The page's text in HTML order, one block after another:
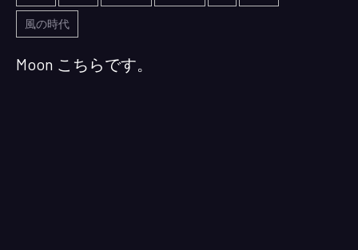
風の時代
Moon こちらです。